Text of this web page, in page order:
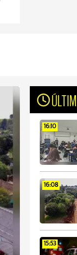
16:10
16:08
15:53